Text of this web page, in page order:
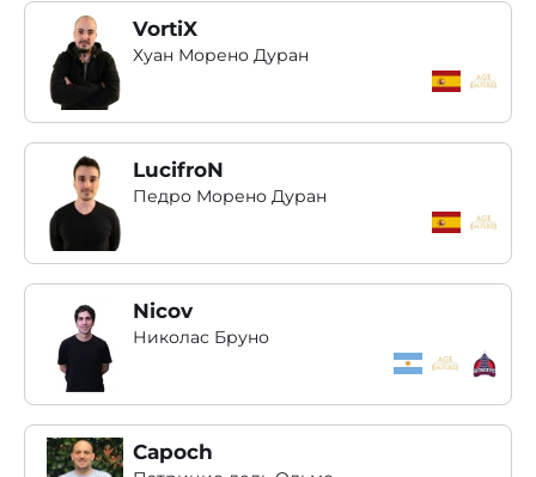
VortiX
Хуан Морено Дуран
LucifroN
Педро Морено Дуран
Nicov
Николас Бруно
Capoch